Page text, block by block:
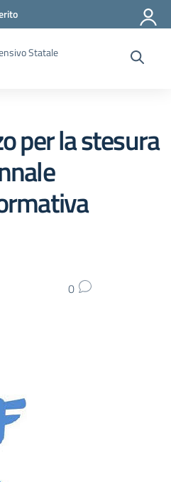
Statale
per la stesura
0